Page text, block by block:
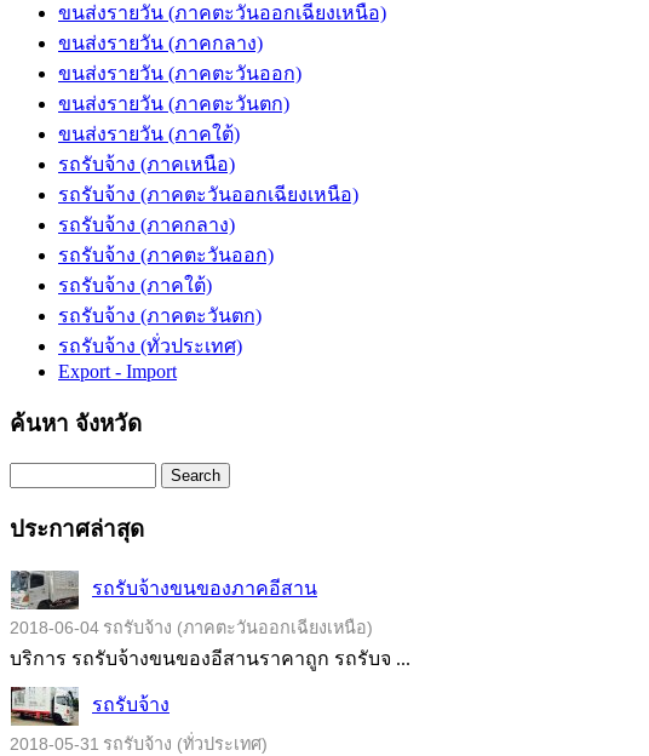
ขนส่งรายวัน (ภาคตะวันออกเฉียงเหนือ)
ขนส่งรายวัน (ภาคกลาง)
ขนส่งรายวัน (ภาคตะวันออก)
ขนส่งรายวัน (ภาคตะวันตก)
ขนส่งรายวัน (ภาคใต้)
รถรับจ้าง (ภาคเหนือ)
รถรับจ้าง (ภาคตะวันออกเฉียงเหนือ)
รถรับจ้าง (ภาคกลาง)
รถรับจ้าง (ภาคตะวันออก)
รถรับจ้าง (ภาคใต้)
รถรับจ้าง (ภาคตะวันตก)
รถรับจ้าง (ทั่วประเทศ)
Export - Import
ค้นหา จังหวัด
Search
ประกาศล่าสุด
รถรับจ้างขนของภาคอีสาน
2018-06-04 รถรับจ้าง (ภาคตะวันออกเฉียงเหนือ)
บริการ รถรับจ้างขนของอีสานราคาถูก รถรับจ ...
รถรับจ้าง
2018-05-31 รถรับจ้าง (ทั่วประเทศ)